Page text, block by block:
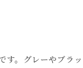
。グレーやブラ